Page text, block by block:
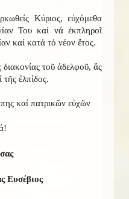
Κύριος, εὐχόμεθα
Του καί νά ἐκπληροῖ
καί κατά τό νέον ἔτος.
τοῦ ἀδελφοῦ, ἅς
ἐλπίδος.
καί πατρικῶν εὐχῶν
Ευσέβιος